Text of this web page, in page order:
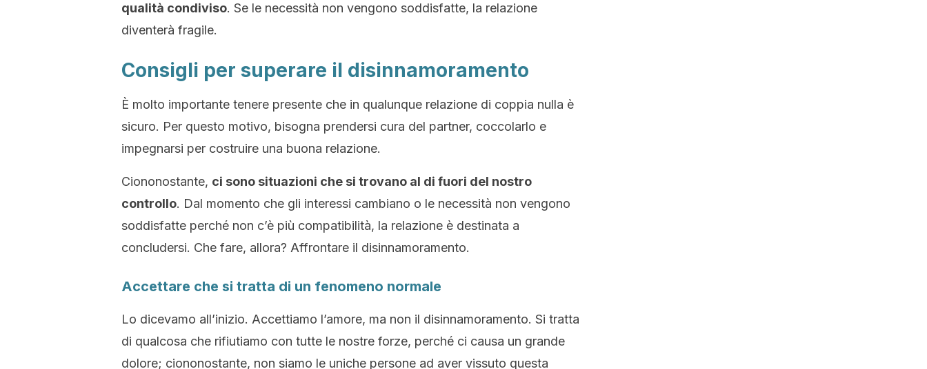
qualità condiviso. Se le necessità non vengono soddisfatte, la relazione
diventerà fragile.
Consigli per superare il disinnamoramento
È molto importante tenere presente che in qualunque relazione di coppia nulla è
sicuro. Per questo motivo, bisogna prendersi cura del partner, coccolarlo e
impegnarsi per costruire una buona relazione.
Ciononostante, ci sono situazioni che si trovano al di fuori del nostro
controllo. Dal momento che gli interessi cambiano o le necessità non vengono
soddisfatte perché non c’è più compatibilità, la relazione è destinata a
concludersi. Che fare, allora? Affrontare il disinnamoramento.
Accettare che si tratta di un fenomeno normale
Lo dicevamo all’inizio. Accettiamo l’amore, ma non il disinnamoramento. Si tratta
di qualcosa che rifiutiamo con tutte le nostre forze, perché ci causa un grande
dolore; ciononostante, non siamo le uniche persone ad aver vissuto questa